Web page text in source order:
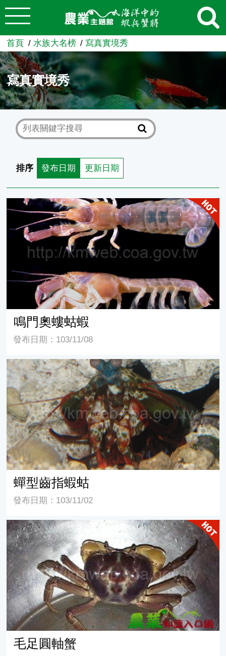
跳到主要內容
農業知識入口網
首頁 水族大名榜 寫真實境秀
寫真實境秀
排序 發布日期 更新日期
鳴門奧螻蛄蝦
鳴門奧螻蛄蝦
發布日期：103/11/08
蟬型齒指蝦蛄
蟬型齒指蝦蛄
發布日期：103/11/02
毛足圓軸蟹
毛足圓軸蟹